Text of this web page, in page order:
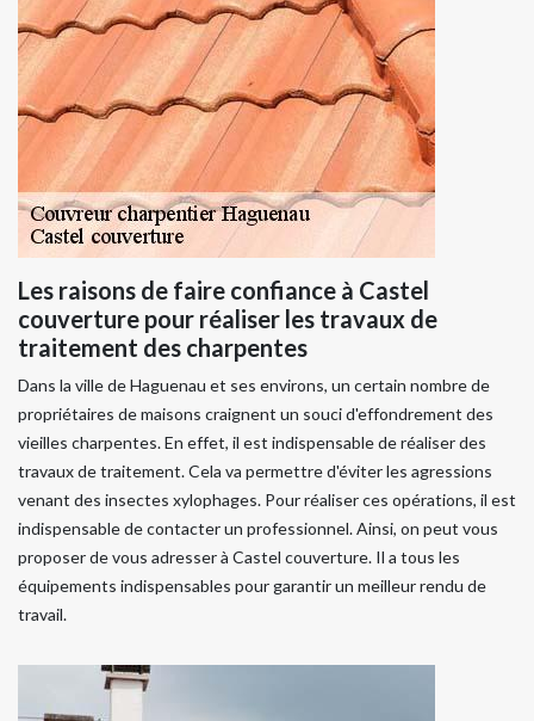
Les raisons de faire confiance à Castel
couverture pour réaliser les travaux de
traitement des charpentes
Dans la ville de Haguenau et ses environs, un certain nombre de
propriétaires de maisons craignent un souci d'effondrement des
vieilles charpentes. En effet, il est indispensable de réaliser des
travaux de traitement. Cela va permettre d'éviter les agressions
venant des insectes xylophages. Pour réaliser ces opérations, il est
indispensable de contacter un professionnel. Ainsi, on peut vous
proposer de vous adresser à Castel couverture. Il a tous les
équipements indispensables pour garantir un meilleur rendu de
travail.